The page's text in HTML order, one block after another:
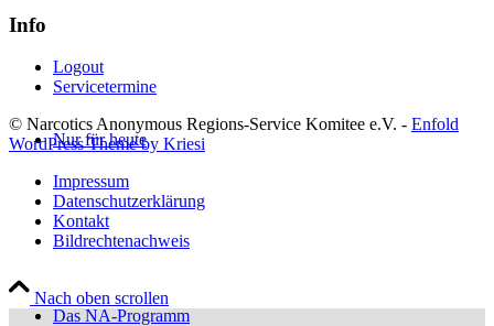
Nur für heute
Das NA-Programm
Info
Logout
Servicetermine
© Narcotics Anonymous Regions-Service Komitee e.V. - Enfold
WordPress Theme by Kriesi
Impressum
Datenschutzerklärung
Kontakt
Bildrechtenachweis
Nach oben scrollen